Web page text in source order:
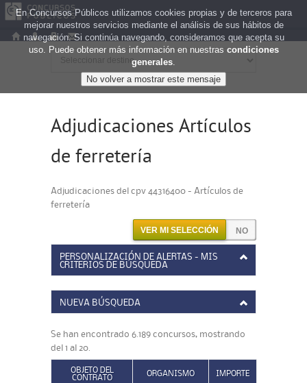
Adjudicaciones Artículos
de ferretería
Adjudicaciones del cpv 44316400 - Artículos de
ferretería
VER MI SELECCIÓN
PERSONALIZACIÓN DE ALERTAS - MIS
CRITERIOS DE BÚSQUEDA
NUEVA BÚSQUEDA
Se han encontrado 6.189 concursos, mostrando
del 1 al 20.
OBJETO DEL
CONTRATO
ORGANISMO IMPORTE
En Concursos Públicos utilizamos cookies propias y de terceros para
mejorar nuestros servicios mediante el análisis de sus hábitos de
navegación. Si continúa navegando, consideramos que acepta su
uso. Puede obtener más información en nuestras condiciones
generales.